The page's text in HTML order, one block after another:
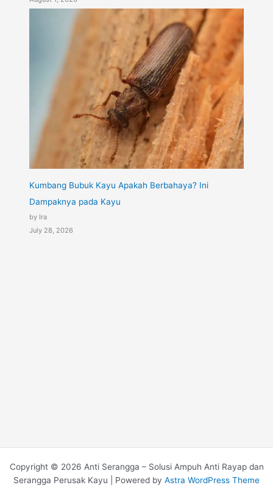
Kumbang Bubuk Kayu Apakah Berbahaya? Ini
Dampaknya pada Kayu
by Ira
July 28, 2026
Copyright © 2026 Anti Serangga – Solusi Ampuh Anti Rayap dan
Serangga Perusak Kayu | Powered by Astra WordPress Theme